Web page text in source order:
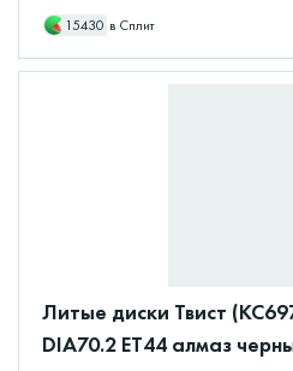
15430 в Сплит
Литые диски Твист
DIA70.2 ET44 алмаз